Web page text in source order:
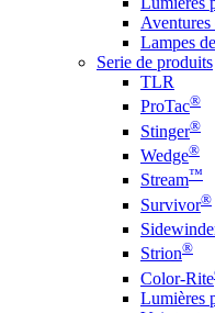
Lampes
Serie de produits
TLR
ProTac®
Stinger®
Wedge®
Stream™
Survivor®
Strion®
Color-Rite
Lumières